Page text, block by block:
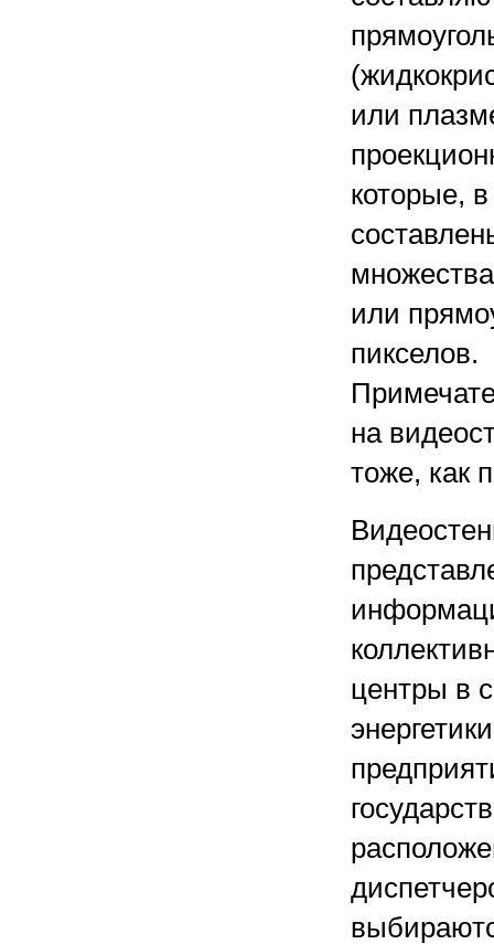
или
которые,
или
пикселов.
на
тоже, как
центры в